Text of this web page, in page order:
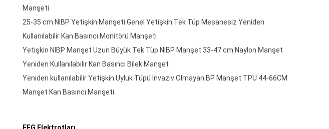
Manşeti
25-35 cm NIBP Yetişkin Manşeti Genel Yetişkin Tek Tüp Mesanesiz Yeniden
Kullanılabilir Kan Basıncı Monitörü Manşeti
Yetişkin NIBP Manşet Uzun Büyük Tek Tüp NIBP Manşet 33-47 cm Naylon Manşet
Yeniden Kullanılabilir Kan Basıncı Bilek Manşet
Yeniden kullanılabilir Yetişkin Uyluk Tüpü İnvaziv Olmayan BP Manşet TPU 44-66CM
Manşet Kan Basıncı Manşeti